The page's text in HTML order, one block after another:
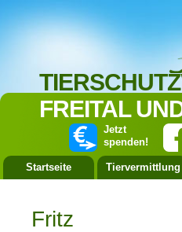
FREITAL
Jetzt
spenden!
Startseite Tiervermittlung
Fritz